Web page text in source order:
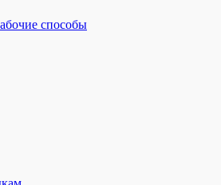
способы